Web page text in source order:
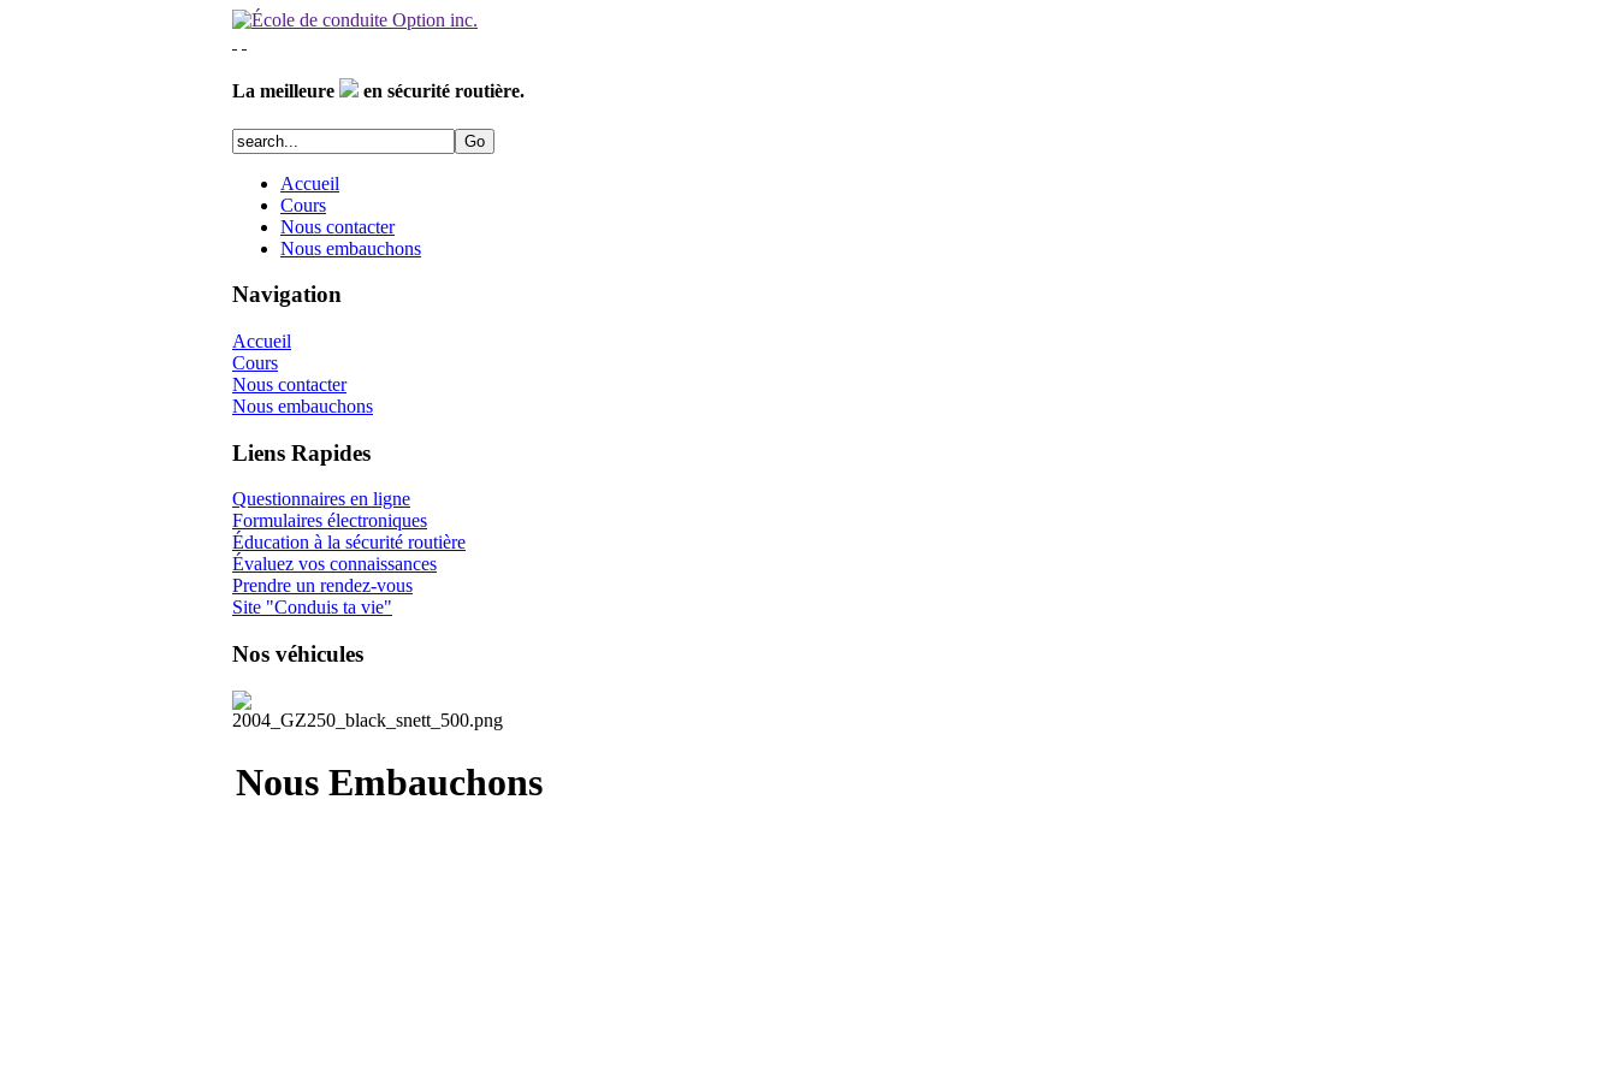
La meilleure en sécurité routière.
Accueil
Cours
Nous contacter
Nous embauchons
Navigation
Accueil
Cours
Nous contacter
Nous embauchons
Liens Rapides
Questionnaires en ligne
Formulaires électroniques
Éducation à la sécurité routière
Évaluez vos connaissances
Prendre un rendez-vous
Site "Conduis ta vie"
Nos véhicules
Nous Embauchons